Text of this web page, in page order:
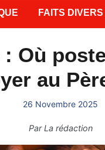
FAITS DIVERS
: Où
au
26 Novembre 2025
ParLa rédaction